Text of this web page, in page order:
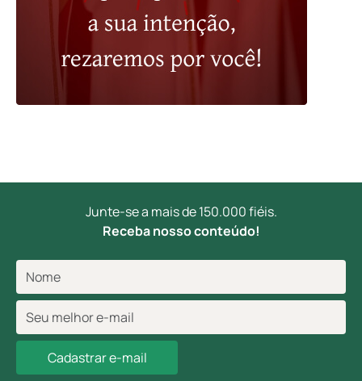
Junte-se a mais de 150.000 fiéis.
Receba nosso conteúdo!
Cadastrar e-mail